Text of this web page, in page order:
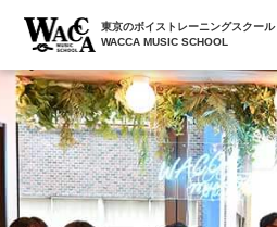
東京のボイストレーニングスクール
WACCA MUSIC SCHOOL